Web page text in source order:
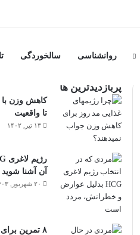
روانشناسی سالخوردگی
پربازدیدترین ها
کاهش وزن با
تا واقعیت
۱۳ تیر, ۱۴۰۲
آن آشنا شوید
۲۰ شهریور, ۱۴۰۳
۸ تمرین برای از بین بردن چربی شکم